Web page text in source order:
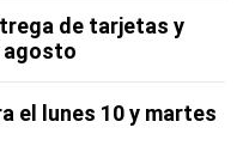
de tarjetas y
agosto
el lunes 10 y martes